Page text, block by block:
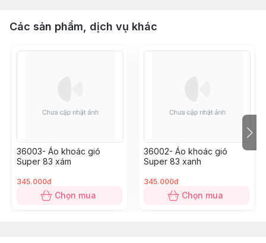
Các sản phẩm, dịch vụ khác
36003- Áo khoác gió
Super 83 xám
345.000đ
Chọn mua
36002- Áo khoác gió
Super 83 xanh
345.000đ
Chọn mua